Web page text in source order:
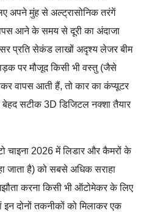
अपने मुंह से अल्ट्रासोनिक तरंगें
आने के समय से दूरी का अंदाजा
प्रति सेकंड लाखों अदृश्य लेजर बीम
पर मौजूद किसी भी वस्तु (जैसे
वापस आती हैं, तो कार का कंप्यूटर
सटीक 3D डिजिटल नक्शा तैयार
चाइना 2026 में लिडार और कैमरों के
है) को सबसे अधिक सराहा
करना किसी भी ऑटोमेकर के लिए
दोनों तकनीकों को मिलाकर एक